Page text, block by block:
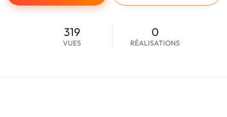
319
VUES
0
RÉALISATIONS